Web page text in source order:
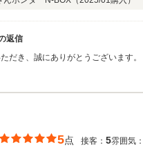
返信
ます。 ご説明にご満足いただけたとのこと、大変嬉しく思います。 一方で、代車をご用意できなかったことで、お客様にご不便をおかけし
5点 接客： 5雰囲気